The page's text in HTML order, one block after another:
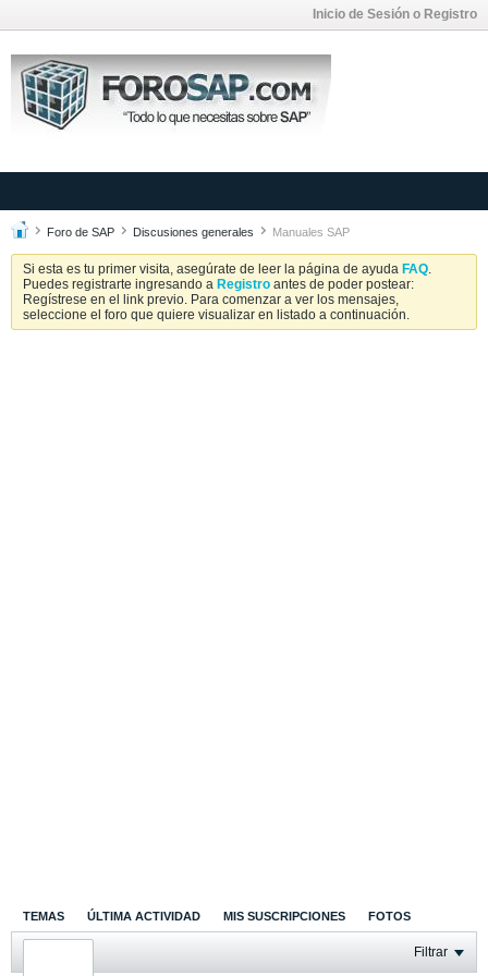
Inicio de Sesión o Registro
Foro de SAP Discusiones generales Manuales SAP
Si esta es tu primer visita, asegúrate de leer la página de ayuda FAQ.
Puedes registrarte ingresando a Registro antes de poder postear:
Regístrese en el link previo. Para comenzar a ver los mensajes,
seleccione el foro que quiere visualizar en listado a continuación.
TEMAS ÚLTIMA ACTIVIDAD MIS SUSCRIPCIONES FOTOS
Filtrar